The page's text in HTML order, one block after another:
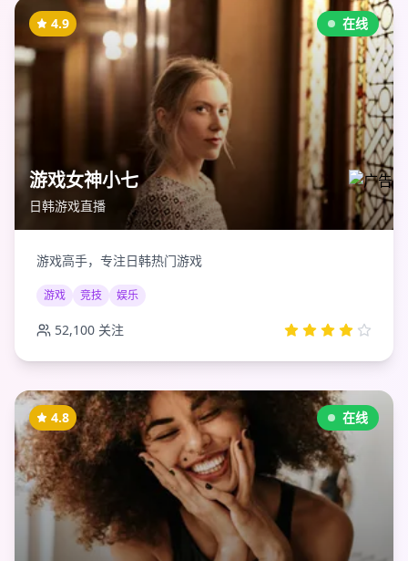
在线
4.9
游戏女神小七
日韩游戏直播
游戏高手，专注日韩热门游戏
游戏 竞技 娱乐
52,100 关注
在线
4.8